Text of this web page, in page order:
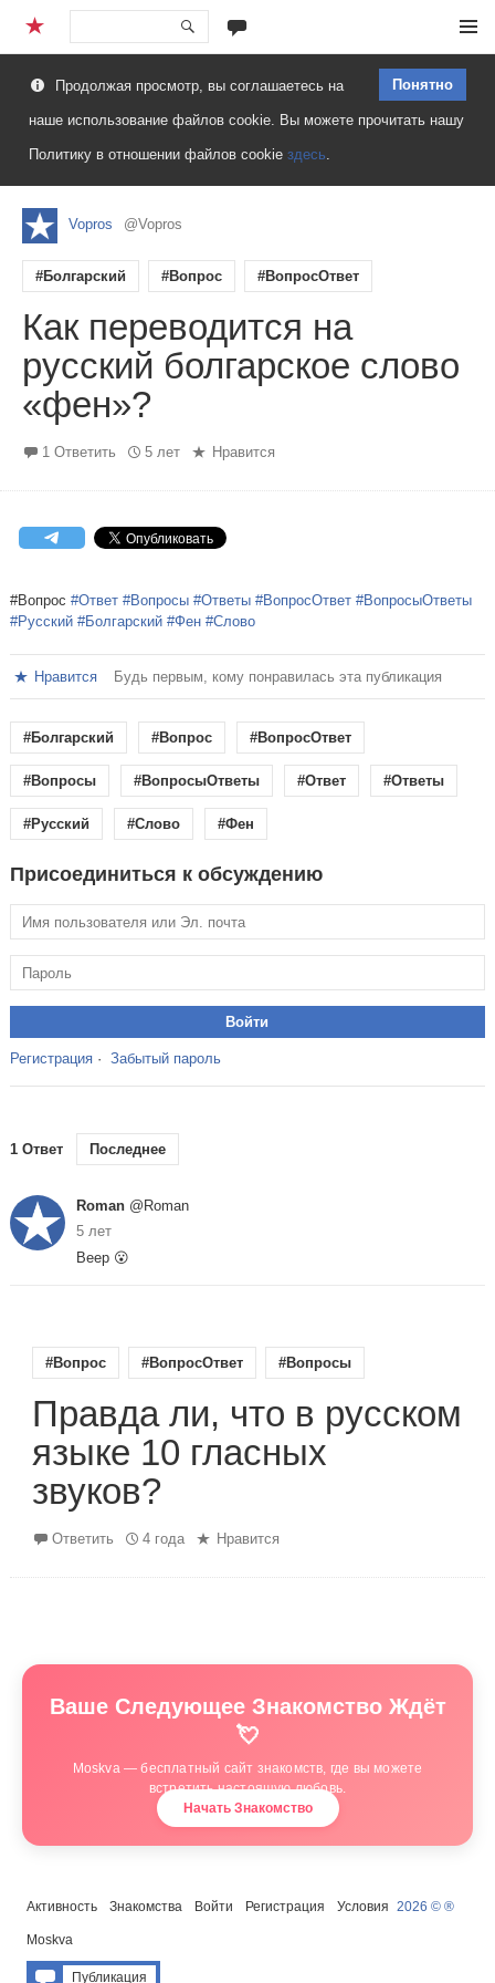
Перейти
содержимому
Понятно
Продолжая просмотр, вы соглашаетесь на
наше использование файлов cookie. Вы можете прочитать нашу
Политику в отношении файлов cookie здесь.
Vopros @Vopros
#Болгарский #Вопрос #ВопросОтвет
Как переводится на
русский болгарское слово
«фен»?
1 Ответить 5 лет Нравится
#Вопрос #Ответ #Вопросы #Ответы #ВопросОтвет #ВопросыОтветы
#Русский #Болгарский #Фен #Слово
Нравится Будь первым, кому понравилась эта публикация
#Болгарский #Вопрос #ВопросОтвет
#Вопросы #ВопросыОтветы #Ответ #Ответы
#Русский #Слово #Фен
Присоединиться к обсуждению
Регистрация· Забытый пароль
1 Ответ Последнее
Roman @Roman
5 лет
Веер 😮
#Вопрос #ВопросОтвет #Вопросы
Правда ли, что в русском
языке 10 гласных
звуков?
Ответить 4 года Нравится
Ваше Следующее Знакомство Ждёт
💘
Moskva — бесплатный сайт знакомств, где вы можете
встретить настоящую любовь.
Начать Знакомство
Активность Знакомства Войти Регистрация Условия 2026 © ®
Moskva
Публикация